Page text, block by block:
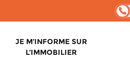
JE M’INFORME SUR
L’IMMOBILIER